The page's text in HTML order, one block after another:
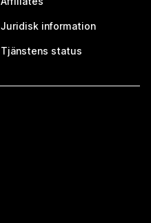
Juridisk information
Tjänstens status